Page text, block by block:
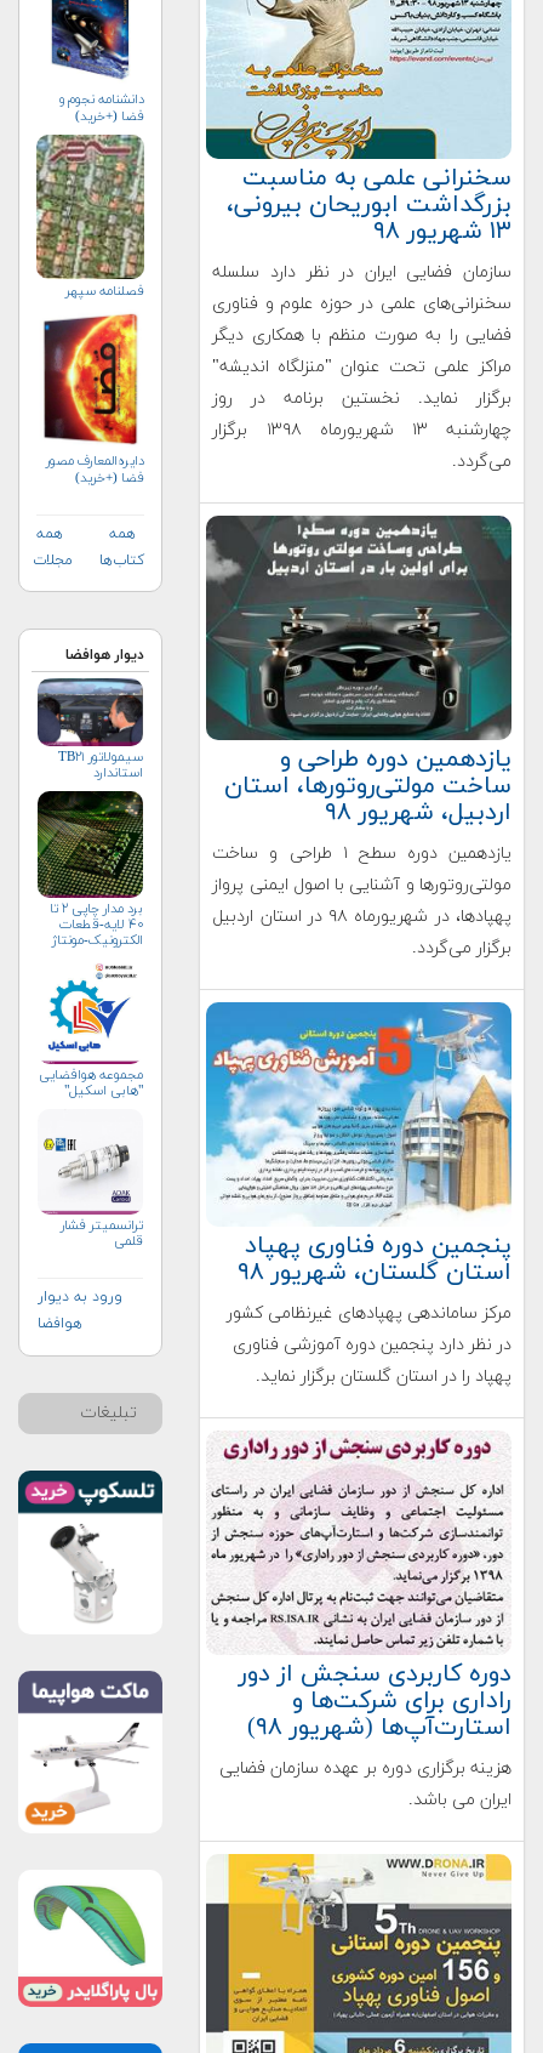
سخنرانی علمی به مناسبت
بزرگداشت ابوریحان بیرونی،
۱۳ شهریور ۹۸
سازمان فضایی ایران در نظر دارد سلسله
سخنرانی‌های علمی در حوزه علوم و فناوری
فضایی را به صورت منظم با همکاری دیگر
مراکز علمی تحت عنوان "منزلگاه اندیشه"
برگزار نماید. نخستین برنامه در روز
چهارشنبه ۱۳ شهریورماه ۱۳۹۸ برگزار
می‌گردد.
یازدهمین دوره طراحی و
ساخت مولتی‌روتورها، استان
اردبیل، شهریور ۹۸
یازدهمین دوره سطح ۱ طراحی و ساخت
مولتی‌روتورها و آشنایی با اصول ایمنی پرواز
پهپادها، در شهریورماه ۹۸ در استان اردبیل
برگزار می‌گردد.
پنجمین دوره فناوری پهپاد
استان گلستان، شهریور ۹۸
مرکز ساماندهی پهپادهای غیرنظامی کشور
در نظر دارد پنجمین دوره آموزشی فناوری
پهپاد را در استان گلستان برگزار نماید.
دوره کاربردی سنجش از دور
راداری برای شرکت‌ها و
استارت‌آپ‌ها (شهریور ۹۸)
هزینه برگزاری دوره بر عهده سازمان فضایی
ایران می باشد.
دانشنامه نجوم و
فضا (+خرید)
فصلنامه سپهر
دایره‌المعارف مصور
فضا (+خرید)
همه
کتاب‌ها
همه
مجلات
دیوار هوافضا
سیمولاتور TB۲۱
استاندارد
برد مدار چاپی ۲ تا
۴۰ لایه-قطعات
الکترونیک-مونتاژ
مجموعه هوافضایی
"هابی اسکیل"
ترانسمیتر فشار
قلمی
ورود به دیوار
هوافضا
تبلیغات